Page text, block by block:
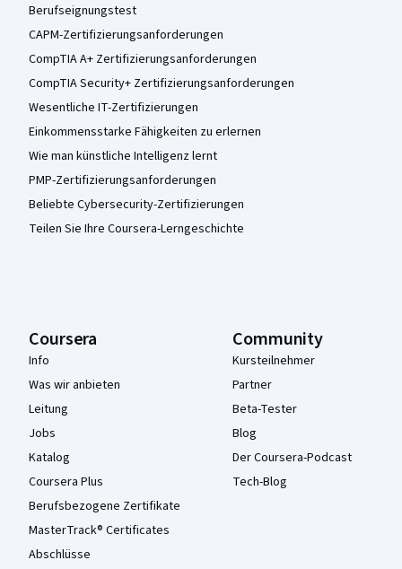
Berufseignungstest
CAPM-Zertifizierungsanforderungen
CompTIA A+ Zertifizierungsanforderungen
CompTIA Security+ Zertifizierungsanforderungen
Wesentliche IT-Zertifizierungen
Einkommensstarke Fähigkeiten zu erlernen
Wie man künstliche Intelligenz lernt
PMP-Zertifizierungsanforderungen
Beliebte Cybersecurity-Zertifizierungen
Teilen Sie Ihre Coursera-Lerngeschichte
Coursera
Info
Was wir anbieten
Leitung
Jobs
Katalog
Coursera Plus
Berufsbezogene Zertifikate
MasterTrack® Certificates
Abschlüsse
Community
Kursteilnehmer
Partner
Beta-Tester
Blog
Der Coursera-Podcast
Tech-Blog